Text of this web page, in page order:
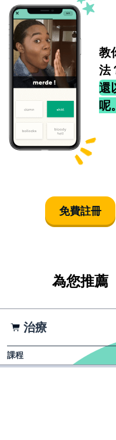
教
法
還
呢
免費註冊
為您推薦
治療
課程